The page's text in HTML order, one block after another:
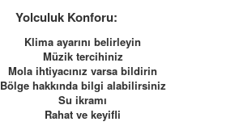
Yolculuk Konforu:
Klima ayarını belirleyin
Müzik tercihiniz
Mola ihtiyacınız varsa bildirin
Bölge hakkında bilgi alabilirsiniz
Su ikramı
Rahat ve keyifli